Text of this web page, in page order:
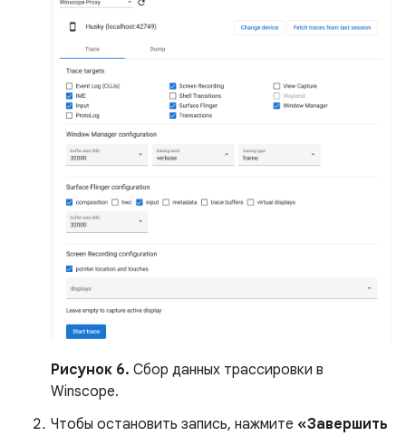
Рисунок 6. Сбор данных трассировки в
Winscope.
Чтобы остановить запись, нажмите «Завершить